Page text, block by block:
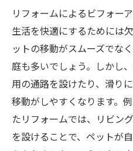
リフォームによるビフォー
生活を快適にするためには
ットの移動がスムーズでな
庭も多いでしょう。しかし
用の通路を設けたり、滑り
移動がしやすくなります。
たリフォームでは、リビン
を設けることで、ペットが